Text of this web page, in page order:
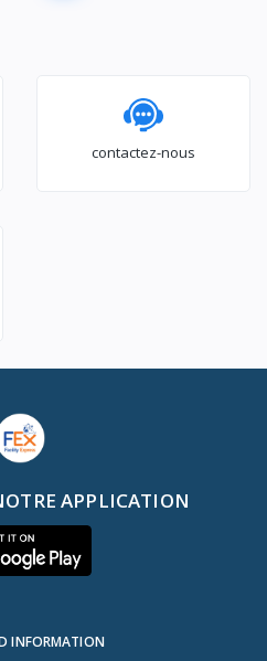
contactez-nous
APPLICATION
INFORMATION